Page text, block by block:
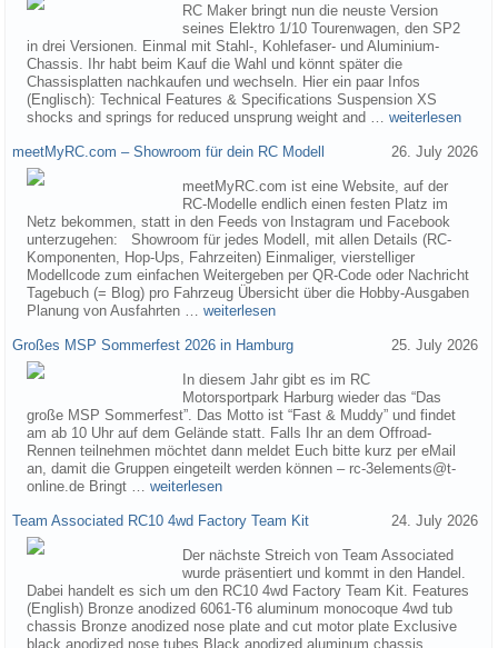
RC Maker bringt nun die neuste Version
seines Elektro 1/10 Tourenwagen, den SP2
in drei Versionen. Einmal mit Stahl-, Kohlefaser- und Aluminium-
Chassis. Ihr habt beim Kauf die Wahl und könnt später die
Chassisplatten nachkaufen und wechseln. Hier ein paar Infos
(Englisch): Technical Features & Specifications Suspension XS
shocks and springs for reduced unsprung weight and … weiterlesen
meetMyRC.com – Showroom für dein RC Modell 26. July 2026
meetMyRC.com ist eine Website, auf der
RC-Modelle endlich einen festen Platz im
Netz bekommen, statt in den Feeds von Instagram und Facebook
unterzugehen: Showroom für jedes Modell, mit allen Details (RC-
Komponenten, Hop-Ups, Fahrzeiten) Einmaliger, vierstelliger
Modellcode zum einfachen Weitergeben per QR-Code oder Nachricht
Tagebuch (= Blog) pro Fahrzeug Übersicht über die Hobby-Ausgaben
Planung von Ausfahrten … weiterlesen
Großes MSP Sommerfest 2026 in Hamburg 25. July 2026
In diesem Jahr gibt es im RC
Motorsportpark Harburg wieder das “Das
große MSP Sommerfest”. Das Motto ist “Fast & Muddy” und findet
am ab 10 Uhr auf dem Gelände statt. Falls Ihr an dem Offroad-
Rennen teilnehmen möchtet dann meldet Euch bitte kurz per eMail
an, damit die Gruppen eingeteilt werden können – rc-3elements@t-
online.de Bringt … weiterlesen
Team Associated RC10 4wd Factory Team Kit 24. July 2026
Der nächste Streich von Team Associated
wurde präsentiert und kommt in den Handel.
Dabei handelt es sich um den RC10 4wd Factory Team Kit. Features
(English) Bronze anodized 6061-T6 aluminum monocoque 4wd tub
chassis Bronze anodized nose plate and cut motor plate Exclusive
black anodized nose tubes Black anodized aluminum chassis